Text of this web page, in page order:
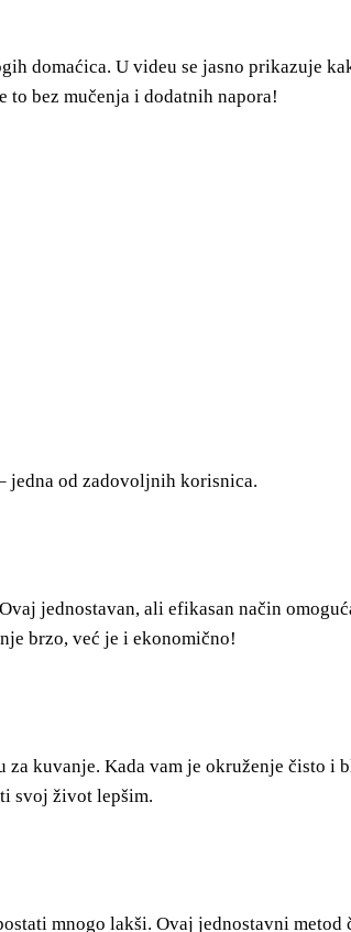
domaćica. U videu se jasno prikazuje
to bez mučenja i dodatnih napora!
jedna od zadovoljnih korisnica.
jednostavan, ali efikasan način
brzo, već je i ekonomično!
kuvanje. Kada vam je okruženje čisto i
svoj život lepšim.
mnogo lakši. Ovaj jednostavni